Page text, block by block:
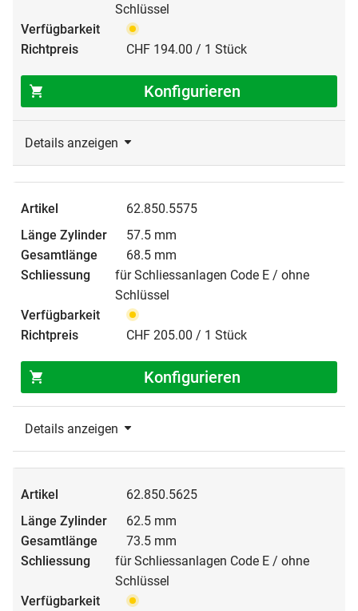
Schlüssel
CHF 194.00 / 1 Stück
Konfigurieren
Details anzeigen
62.850.5575
57.5 mm
68.5 mm
für Schliessanlagen Code E / ohne
Schlüssel
CHF 205.00 / 1 Stück
Konfigurieren
Details anzeigen
62.850.5625
62.5 mm
73.5 mm
für Schliessanlagen Code E / ohne
Schlüssel